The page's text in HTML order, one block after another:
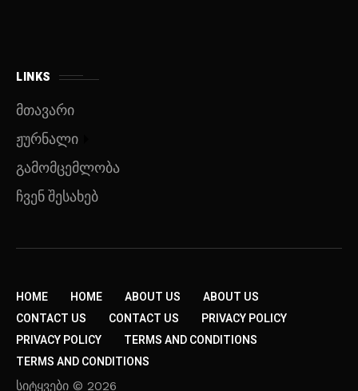
LINKS
მთავარი
ჟურნალი
გამომცემლობა
ჩვენ შესახებ
HOME HOME ABOUT US
ABOUT US
CONTACT US
CONTACT US
PRIVACY POLICY
PRIVACY POLICY
TERMS AND CONDITIONS
TERMS AND CONDITIONS
სიტყვები © 2026